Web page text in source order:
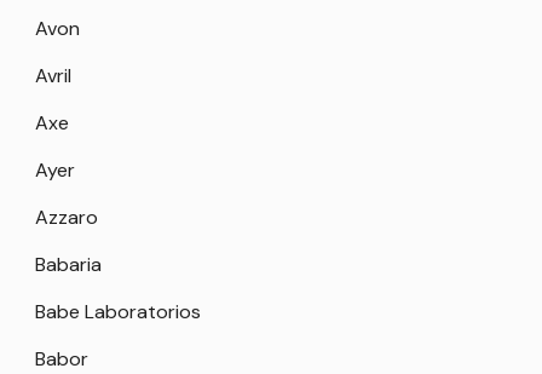
Avon
Avril
Axe
Ayer
Azzaro
Babaria
Babe Laboratorios
Babor